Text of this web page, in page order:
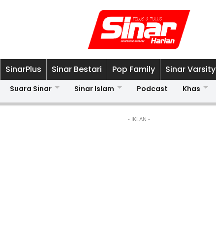
SinarPlus Sinar Bestari Pop Family Sinar Varsity
Suara Sinar Sinar Islam Podcast Khas
- IKLAN -